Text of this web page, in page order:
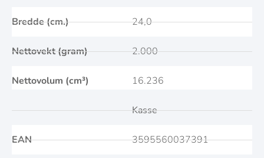
Bredde (cm.)
Nettovekt (gram)
Nettovolum (cm³)
24,0
2.000
16.236
EAN
Kasse
3595560037391